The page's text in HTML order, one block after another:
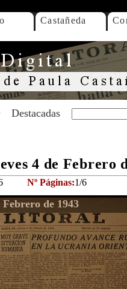
Castañeda
Destacadas
4 de Febrero
Nº Páginas:1/6
de 1943